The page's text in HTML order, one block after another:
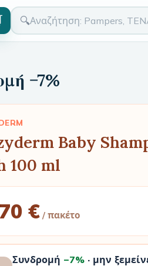
🔍
−7%
Baby
100 ml
€ / πακέτο
Συνδρομή −7%· μην